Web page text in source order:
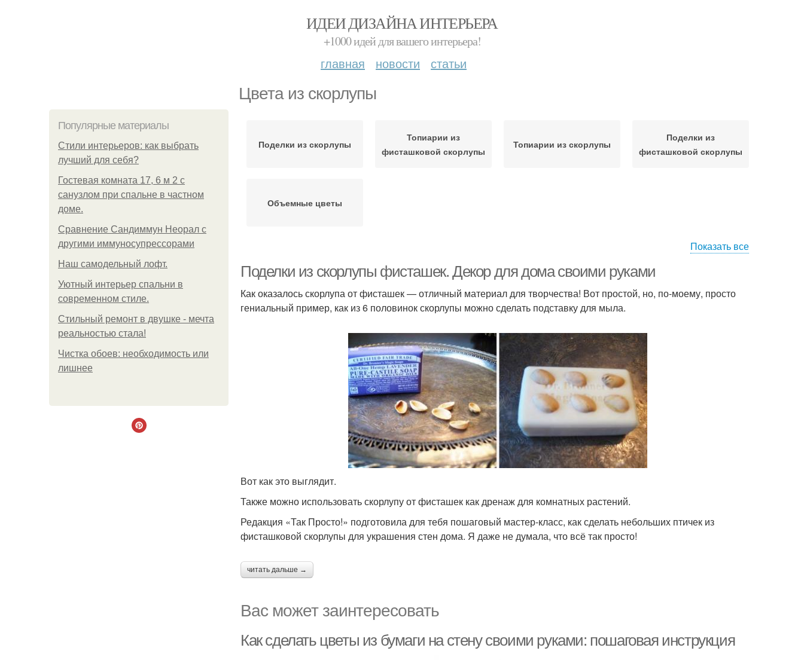
ИДЕИ ДИЗАЙНА ИНТЕРЬЕРА
+1000 идей для вашего интерьера!
главная новости статьи
Цвета из скорлупы
Популярные материалы
Стили интерьеров: как выбрать
лучший для себя?
Гостевая комната 17, 6 м 2 с
санузлом при спальне в частном
доме.
Сравнение Сандиммун Неорал с
другими иммуносупрессорами
Наш самодельный лофт.
Уютный интерьер спальни в
современном стиле.
Стильный ремонт в двушке - мечта
реальностью стала!
Чистка обоев: необходимость или
лишнее
Поделки из скорлупы
Топиарии из
фисташковой скорлупы
Топиарии из скорлупы
Поделки из
фисташковой скорлупы
Объемные цветы
Показать все
Поделки из скорлупы фисташек. Декор для дома своими руками
Как оказалось скорлупа от фисташек — отличный материал для творчества! Вот простой, но, по-моему, просто
гениальный пример, как из 6 половинок скорлупы можно сделать подставку для мыла.
Вот как это выглядит.
Также можно использовать скорлупу от фисташек как дренаж для комнатных растений.
Редакция «Так Просто!» подготовила для тебя пошаговый мастер-класс, как сделать небольших птичек из
фисташковой скорлупы для украшения стен дома. Я даже не думала, что всё так просто!
читать дальше →
Вас может заинтересовать
Как сделать цветы из бумаги на стену своими руками: пошаговая инструкция